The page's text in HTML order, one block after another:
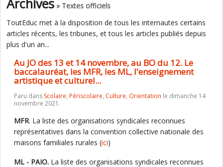
Archives » Textes officiels
ToutEduc met à la disposition de tous les internautes certains
articles récents, les tribunes, et tous les articles publiés depuis
plus d'un an...
Au JO des 13 et 14 novembre, au BO du 12. Le
baccalauréat, les MFR, les ML, l'enseignement
artistique et culturel...
Paru dans Scolaire, Périscolaire, Culture, Orientation le dimanche 14
novembre 2021.
MFR. La liste des organisations syndicales reconnues
représentatives dans la convention collective nationale des
maisons familiales rurales (ici)
ML - PAIO. La liste des organisations syndicales reconnues